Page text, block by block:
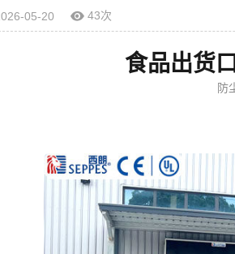
05-20 43次
食品出货
防